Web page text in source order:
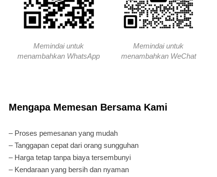
Memindai untuk
menambahkan WhatsApp
Memindai untuk
menambahkan WeChat
Mengapa Memesan Bersama Kami
– Proses pemesanan yang mudah
– Tanggapan cepat dari orang sungguhan
– Harga tetap tanpa biaya tersembunyi
– Kendaraan yang bersih dan nyaman